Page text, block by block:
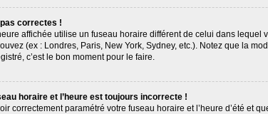
correctes !
affichée utilise un fuseau horaire différent de celui dans lequel
(ex : Londres, Paris, New York, Sydney, etc.). Notez que la
c’est le bon moment pour le faire.
horaire et l’heure est toujours incorrecte !
correctement paramétré votre fuseau horaire et l’heure d’été et